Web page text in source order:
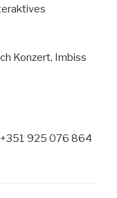
Konzert, Imbiss
+351 925 076 864